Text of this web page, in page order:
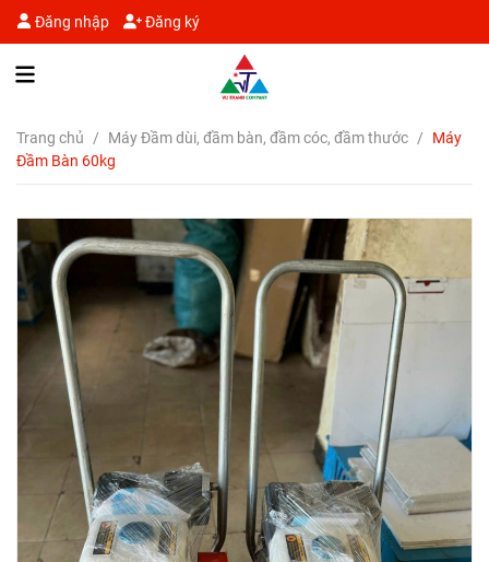
Đăng nhập Đăng ký
Trang chủ / Máy Đầm dùi, đầm bàn, đầm cóc, đầm thước /
Máy
Đầm Bàn 60kg